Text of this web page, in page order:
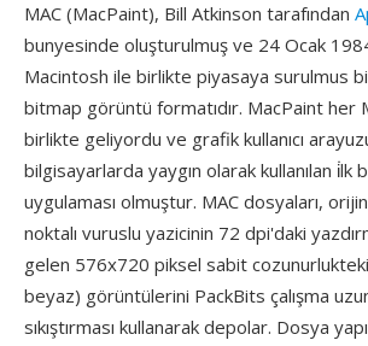
MAC (MacPaint), Bill Atkinson tarafından
bunyesinde oluşturulmuş ve 24 Ocak
Macintosh ile birlikte piyasaya surulmus
bitmap görüntü formatıdır. MacPaint her
birlikte geliyordu ve grafik kullanıcı
bilgisayarlarda yaygın olarak kullanılan i̇lk
uygulaması olmuştur. MAC dosyaları,
noktalı vuruslu yazicinin 72 dpi'daki
gelen 576x720 piksel sabit
beyaz) görüntülerini PackBits çalışma
sıkıştırması kullanarak depolar. Dosya